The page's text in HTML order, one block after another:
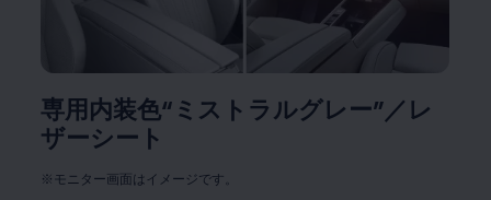
専用内装色“ミストラルグレー”／レ
ザーシート
※モニター画面はイメージです。